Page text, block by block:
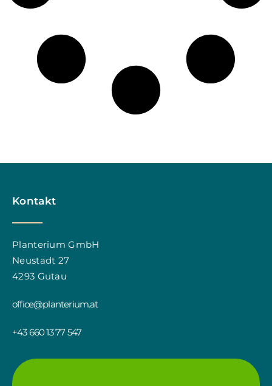
Kontakt
Planterium GmbH
Neustadt 27
4293 Gutau
office@planterium.at
+43 660 13 77 547